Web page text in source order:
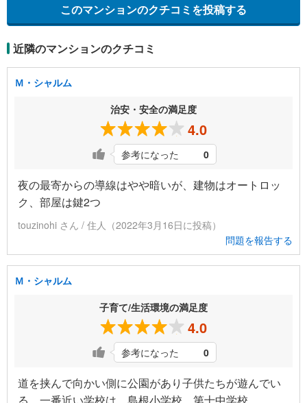
このマンションのクチコミを投稿する
近隣のマンションのクチコミ
Ｍ・シャルム
治安・安全の満足度
4.0
参考になった 0
夜の最寄からの導線はやや暗いが、建物はオートロッ
ク、部屋は鍵2つ
touzinohi さん / 住人（2022年3月16日に投稿）
問題を報告する
Ｍ・シャルム
子育て/生活環境の満足度
4.0
参考になった 0
道を挟んで向かい側に公園があり子供たちが遊んでい